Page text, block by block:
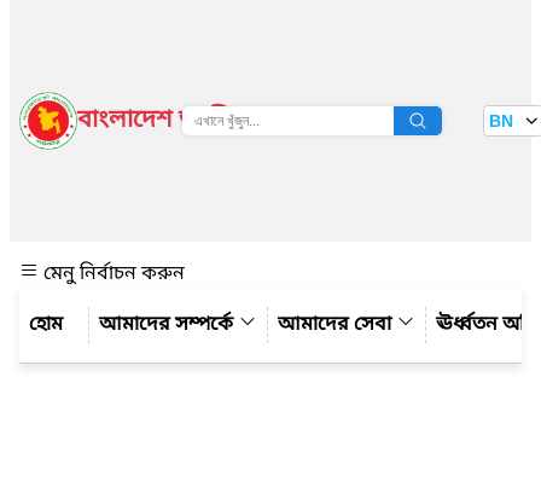
বাংলাদেশ জাতীয় তথ্য বাতায়ন BN
মেনু নির্বাচন করুন
আমাদের সম্পর্কে
আমাদের সেবা ঊর্ধ্বতন